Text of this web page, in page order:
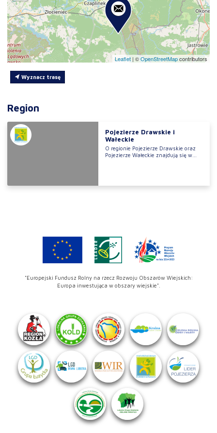
Leaflet | ©OpenStreetMapcontributors
Wyznacz trasę
Region
Pojezierze Drawskie i
Wałeckie
O regionie Pojezierze Drawskie oraz
Pojezierze Wałeckie znajdują się w...
"Europejski Fundusz Rolny na rzecz Rozwoju Obszarów Wiejskich:
Europa inwestująca w obszary wiejskie".